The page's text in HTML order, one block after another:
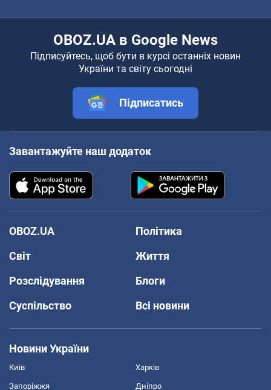
OBOZ.UA в Google News
Підписуйтесь, щоб бути в курсі останніх новин
України та світу сьогодні
Підписатись
Завантажуйте наш додаток
OBOZ.UA
Політика
Світ
Життя
Розслідування
Блоги
Суспільство
Всі новини
Новини України
Київ Харків
Запоріжжя Дніпро